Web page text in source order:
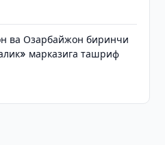
ва Озарбайжон биринчи
марказига ташриф